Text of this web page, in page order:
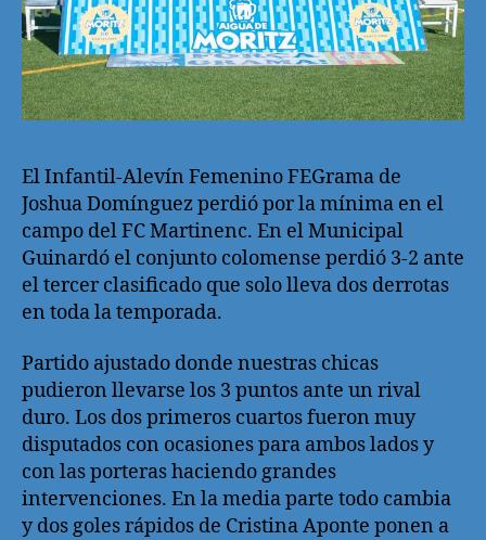
El Infantil-Alevín Femenino FEGrama de
Joshua Domínguez perdió por la mínima en el
campo del FC Martinenc. En el Municipal
Guinardó el conjunto colomense perdió 3-2 ante
el tercer clasificado que solo lleva dos derrotas
en toda la temporada.
Partido ajustado donde nuestras chicas
pudieron llevarse los 3 puntos ante un rival
duro. Los dos primeros cuartos fueron muy
disputados con ocasiones para ambos lados y
con las porteras haciendo grandes
intervenciones. En la media parte todo cambia
y dos goles rápidos de Cristina Aponte ponen a